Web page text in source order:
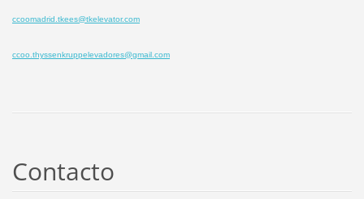
ccoomadrid.tkees@tkelevator.com
ccoo.thyssenkruppelevadores@gmail.com
Contacto